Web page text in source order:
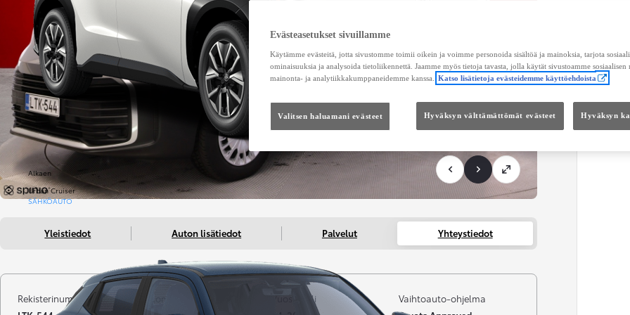
Alkaen
Urban Cruiser
SÄHKÖAUTO
Yleistiedot Auton lisätiedot Palvelut Yhteystiedot
Rekisterinumero
Kilometrit
Vuosimalli
Vaihtoauto-ohjelma
Evästeasetukset sivuillamme
Käytämme evästeitä, jotta sivustomme toimii oikein ja voimme personoida sisältöä ja mainoksia, tarjota
ominaisuuksia ja analysoida tietoliikennettä. Jaamme myös tietoja tavasta, jolla käytät sivustoamme sosiaalisen
mainonta- ja analytiikkakumppaneidemme kanssa.
Katso lisätietoja evästeidemme käyttöehdoista
Valitsen haluamani evästeet Hyväksyn välttämättömät evästeet Hyväksyn